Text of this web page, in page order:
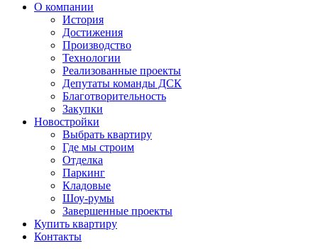
О компании
История
Достижения
Производство
Технологии
Реализованные проекты
Депутаты команды ДСК
Благотворительность
Закупки
Новостройки
Выбрать квартиру
Где мы строим
Отделка
Паркинг
Кладовые
Шоу-румы
Завершенные проекты
Купить квартиру
Контакты